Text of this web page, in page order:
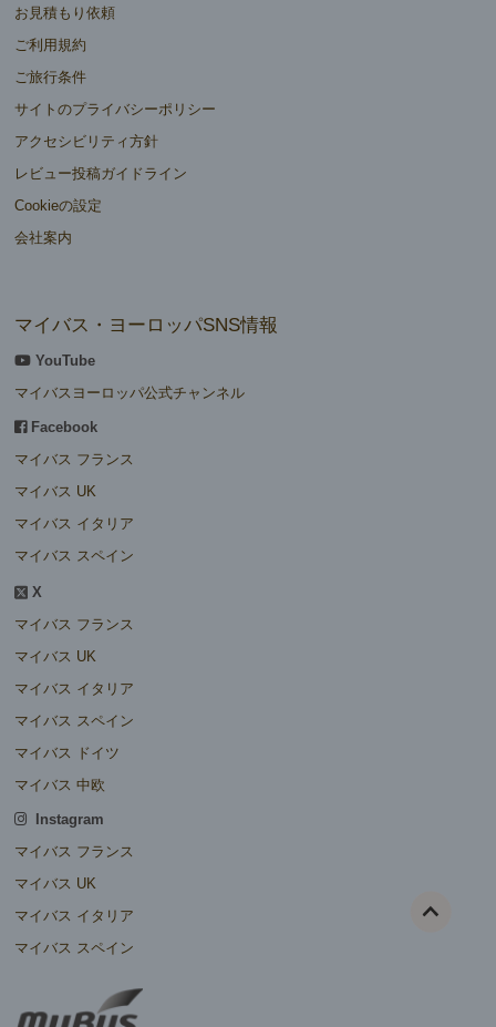
お見積もり依頼
ご利用規約
ご旅行条件
サイトのプライバシーポリシー
アクセシビリティ方針
レビュー投稿ガイドライン
Cookieの設定
会社案内
マイバス・ヨーロッパSNS情報
YouTube
マイバスヨーロッパ公式チャンネル
Facebook
マイバス フランス
マイバス UK
マイバス イタリア
マイバス スペイン
X
マイバス フランス
マイバス UK
マイバス イタリア
マイバス スペイン
マイバス ドイツ
マイバス 中欧
Instagram
マイバス フランス
マイバス UK
マイバス イタリア
マイバス スペイン